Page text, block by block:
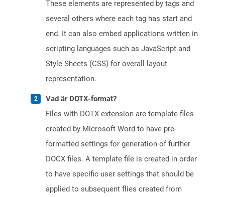
These elements are represented by tags and
several others where each tag has start and
end. It can also embed applications written in
scripting languages such as JavaScript and
Style Sheets (CSS) for overall layout
representation.
Vad är DOTX-format?
Files with DOTX extension are template files
created by Microsoft Word to have pre-
formatted settings for generation of further
DOCX files. A template file is created in order
to have specific user settings that should be
applied to subsequent flies created from